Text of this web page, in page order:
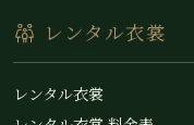
レンタル衣裳
レンタル衣裳